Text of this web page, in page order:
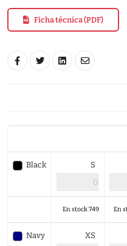
Ficha técnica (PDF)
Black S
En stock 749 En
Navy
XS